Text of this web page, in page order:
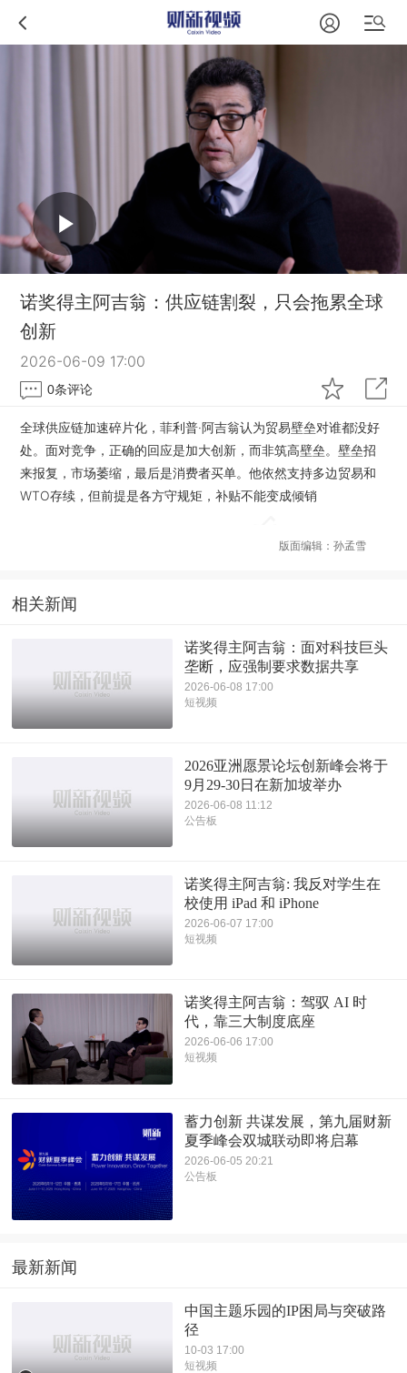
诺奖得主阿吉翁：供应链割裂，只会拖累全球
创新
2026-06-09 17:00
0条评论
全球供应链加速碎片化，菲利普·阿吉翁认为贸易壁垒对谁都没好
处。面对竞争，正确的回应是加大创新，而非筑高壁垒。壁垒招
来报复，市场萎缩，最后是消费者买单。他依然支持多边贸易和
WTO存续，但前提是各方守规矩，补贴不能变成倾销
版面编辑：孙孟雪
相关新闻
诺奖得主阿吉翁：面对科技巨头
垄断，应强制要求数据共享
2026-06-08 17:00
短视频
2026亚洲愿景论坛创新峰会将于
9月29-30日在新加坡举办
2026-06-08 11:12
公告板
诺奖得主阿吉翁: 我反对学生在
校使用 iPad 和 iPhone
2026-06-07 17:00
短视频
诺奖得主阿吉翁：驾驭 AI 时
代，靠三大制度底座
2026-06-06 17:00
短视频
蓄力创新 共谋发展，第九届财新
夏季峰会双城联动即将启幕
2026-06-05 20:21
公告板
最新新闻
中国主题乐园的IP困局与突破路
径
10-03 17:00
短视频